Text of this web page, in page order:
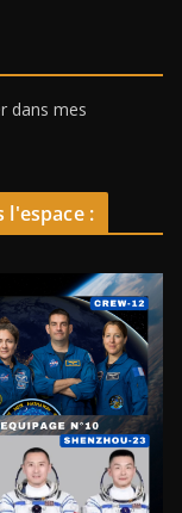
dans mes
l'espace :